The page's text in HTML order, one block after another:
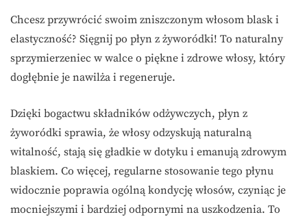
Chcesz przywrócić swoim zniszczonym włosom blask i
elastyczność? Sięgnij po płyn z żyworódki! To naturalny
sprzymierzeniec w walce o piękne i zdrowe włosy, który
dogłębnie je nawilża i regeneruje.
Dzięki bogactwu składników odżywczych, płyn z
żyworódki sprawia, że włosy odzyskują naturalną
witalność, stają się gładkie w dotyku i emanują zdrowym
blaskiem. Co więcej, regularne stosowanie tego płynu
widocznie poprawia ogólną kondycję włosów, czyniąc je
mocniejszymi i bardziej odpornymi na uszkodzenia. To